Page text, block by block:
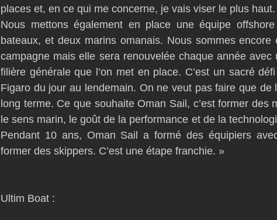
places et, en ce qui me concerne, je vais viser le plus
Nous mettons également en place une équipe
bateaux, et deux marins omanais. Nous sommes
campagne mais elle sera renouvelée chaque année avec
filière générale que l’on met en place. C’est un sacré
Figaro du jour au lendemain. On ne veut pas faire que de
long terme. Ce que souhaite Oman Sail, c’est former des
le sens marin, le goût de la performance et de la
Pendant 10 ans, Oman Sail a formé des équipiers
former des skippers. C’est une étape franchie. »
Ultim Boat :